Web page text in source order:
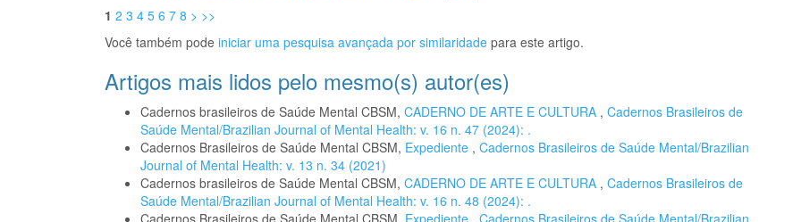
1 2 3 4 5 6 7 8 > >>
Você também pode iniciar uma pesquisa avançada por similaridade para este artigo.
Artigos mais lidos pelo mesmo(s) autor(es)
Cadernos brasileiros de Saúde Mental CBSM, CADERNO DE ARTE E CULTURA , Cadernos Brasileiros de
Saúde Mental/Brazilian Journal of Mental Health: v. 16 n. 47 (2024): .
Cadernos Brasileiros de Saúde Mental CBSM, Expediente , Cadernos Brasileiros de Saúde Mental/Brazilian
Journal of Mental Health: v. 13 n. 34 (2021)
Cadernos brasileiros de Saúde Mental CBSM, CADERNO DE ARTE E CULTURA , Cadernos Brasileiros de
Saúde Mental/Brazilian Journal of Mental Health: v. 16 n. 48 (2024): .
Cadernos Brasileiros de Saúde Mental CBSM, Expediente , Cadernos Brasileiros de Saúde Mental/Brazilian